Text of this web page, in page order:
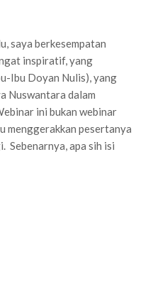
saya berkesempatan
inspiratif, yang
Ibu Doyan Nulis), yang
Nuswantara dalam
ini bukan webinar
menggerakkan pesertanya
Sebenarnya, apa sih isi